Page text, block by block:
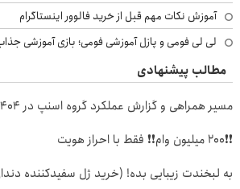
آموزش نکات مهم قبل از خرید فالوور اینستاگرام
لی لی فومی و پازل آموزشی فومی؛ بازی آموزشی
مطالب پیشنهادی
مسیر همراهی و گزارش عملکرد گروه اسنپ در ۱۴۰۴
❗❗200 میلیون وام❗❗ فقط با احراز هویت
به لبخندت زیبایی بده! (خرید ژل سفیدکننده دندان